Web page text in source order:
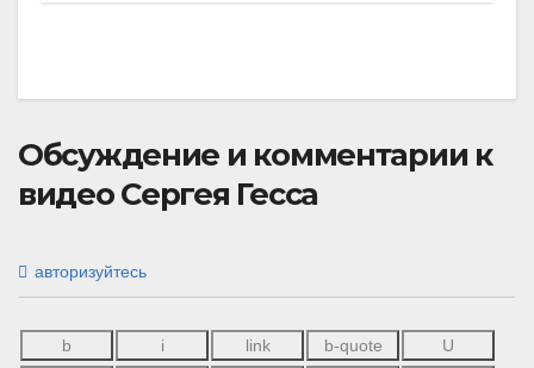
Обсуждение и комментарии к
видео Сергея Гесса
авторизуйтесь